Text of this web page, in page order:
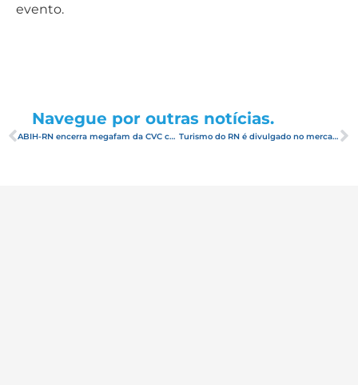
evento.
Navegue por outras notícias.
ABIH-RN encerra megafam da CVC com uma grande festa Turismo do RN é divulgado no mercado europeu